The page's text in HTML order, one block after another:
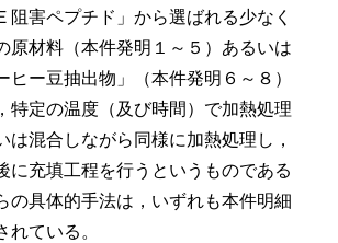
阻害ペプチド」から選ばれる少なく
原材料（本件発明１～５）あるいは
ヒー豆抽出物」（本件発明６～８）
特定の温度（及び時間）で加熱処理
は混合しながら同様に加熱処理し，
に充填工程を行うというものである
の具体的手法は，いずれも本件明細
れている。